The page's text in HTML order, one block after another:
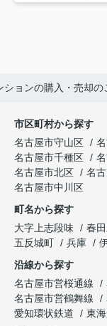
ョンの購入・売却
市区町村から探す
名古屋市守山区
名古屋市千種区
名古屋市北区
名
名古屋市中川区
町名から探す
大字上志段味
春
五反城町
兵庫
沿線から探す
名古屋市営桜通線
名古屋市営鶴舞線
愛知環状鉄道
東